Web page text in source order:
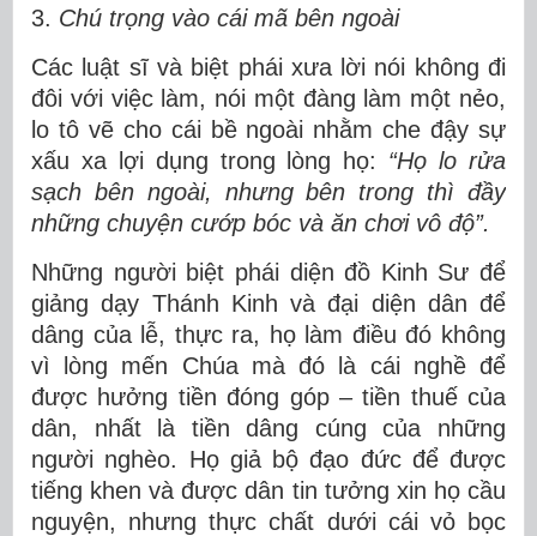
3. Chú trọng vào cái mã bên ngoài
Các luật sĩ và biệt phái xưa lời nói không đi
đôi với việc làm, nói một đàng làm một nẻo,
lo tô vẽ cho cái bề ngoài nhằm che đậy sự
xấu xa lợi dụng trong lòng họ: “Họ lo rửa
sạch bên ngoài, nhưng bên trong thì đầy
những chuyện cướp bóc và ăn chơi vô độ”.
Những người biệt phái diện đồ Kinh Sư để
giảng dạy Thánh Kinh và đại diện dân để
dâng của lễ, thực ra, họ làm điều đó không
vì lòng mến Chúa mà đó là cái nghề để
được hưởng tiền đóng góp – tiền thuế của
dân, nhất là tiền dâng cúng của những
người nghèo. Họ giả bộ đạo đức để được
tiếng khen và được dân tin tưởng xin họ cầu
nguyện, nhưng thực chất dưới cái vỏ bọc